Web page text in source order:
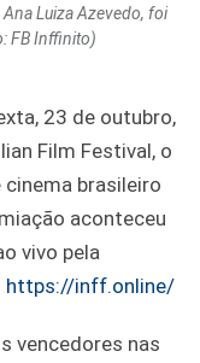
Ana Luiza Azevedo, foi
FB Inffinito)
23 de outubro,
Film Festival, o
brasileiro
aconteceu
vivo pela
https://inff.online/
vencedores nas